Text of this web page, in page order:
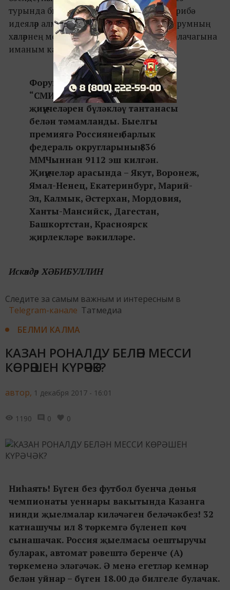
турында бик аз беләбез, бер-беребездә тәҗрибә-
идеяләр алмыйбыз диярлек. Бу медиафорумның
хәлләрнең мондый торышына нокта куя алачагына
иманым камил”.
Форум эшчәнлеге
“СМИротворец-2017” премиясе
җиңүчеләрен бүләкләү тантанасы
белән тәмамланды. Быелгы
премиягә Россиянең барлык
федераль округларының 836
ММЧыннан 9112 эш килгән.
Җиңүчеләр арасында – Якут, Воронеж,
Ямал-Ненец, Екатеринбург, Марий-
Эл, Калмык, Әстерхан, Мордовия,
Ханты-Мансийск, Дагестан,
Башкортстан, Красноярск
җирлекләре вәкилләре.
Искәндәр ХӘБИБУЛЛИН
Следите за самым важным и интересным в
Telegram-канале Татмедиа
БЕЛМИ КАЛМА
КАЗАН РОНАЛДУ БЕЛӘН МЕССИ
КӨРӘШЕН КҮРӘЧӘК?
автор, 1 декабря 2017 - 16:01
1190 0 0
Ниһаять! Бүген без футбол буенча дөнья
чемпионаты уеннары вакытында Казанга
нинди җыелмалар киләчәген беләчәкбез! 32
катнашучы ил 8 төркемгә бүленеп көч
сынашачак. Россия җыелмасы оештыручы
буларак, автомат рәвештә беренче (А)
төркеменә эләгәчәк. Ә менә егетләр кемнәр
белән уйнар – бүген 18.00 дә билгеле булачак.